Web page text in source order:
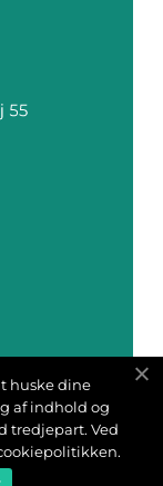
huske dine
af indhold og
tredjepart. Ved